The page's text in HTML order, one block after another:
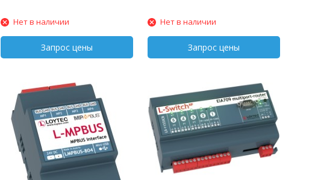
Нет в наличии Нет в наличии